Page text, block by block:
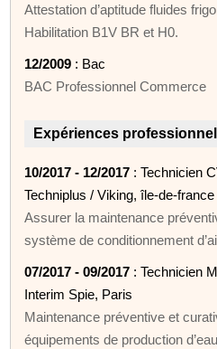
Attestation d’aptitude fluides
Habilitation B1V BR et H0.
12/2009 : Bac
BAC Professionnel Commerce
Expériences
10/2017 - 12/2017 : Technicien
Techniplus / Viking, île-de-france
Assurer la maintenance
système de conditionnement
07/2017 - 09/2017 : Technicien
Interim Spie, Paris
Maintenance préventive et
équipements de production